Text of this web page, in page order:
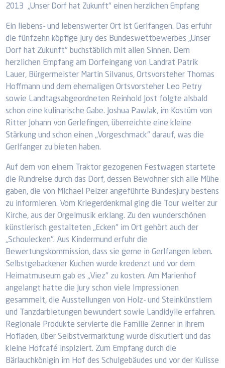
2013 „Unser Dorf hat Zukunft" einen herzlichen Empfang
Ein liebens- und lebenswerter Ort ist Gerlfangen. Das erfuhr
die fünfzehn köpfige Jury des Bundeswettbewerbes „Unser
Dorf hat Zukunft" buchstäblich mit allen Sinnen. Dem
herzlichen Empfang am Dorfeingang von Landrat Patrik
Lauer, Bürgermeister Martin Silvanus, Ortsvorsteher Thomas
Hoffmann und dem ehemaligen Ortsvorsteher Leo Petry
sowie Landtagsabgeordneten Reinhold Jost folgte alsbald
schon eine kulinarische Gabe. Joshua Pawlak, im Kostüm von
Ritter Johann von Gerlefingen, überreichte eine kleine
Stärkung und schon einen „Vorgeschmack" darauf, was die
Gerlfanger zu bieten haben.
Auf dem von einem Traktor gezogenen Festwagen startete
die Rundreise durch das Dorf, dessen Bewohner sich alle Mühe
gaben, die von Michael Pelzer angeführte Bundesjury bestens
zu informieren. Vom Kriegerdenkmal ging die Tour weiter zur
Kirche, aus der Orgelmusik erklang. Zu den wunderschönen
künstlerisch gestalteten „Ecken" im Ort gehört auch der
„Schoulecken". Aus Kindermund erfuhr die
Bewertungskommission, dass sie gerne in Gerlfangen leben.
Selbstgebackener Kuchen wurde kredenzt und vor dem
Heimatmuseum gab es „Viez" zu kosten. Am Marienhof
angelangt hatte die Jury schon viele Impressionen
gesammelt, die Ausstellungen von Holz- und Steinkünstlern
und Tanzdarbietungen bewundert sowie Landidylle erfahren.
Regionale Produkte servierte die Familie Zenner in ihrem
Hofladen, über Selbstvermarktung wurde diskutiert und das
kleine Hofcafé inspiziert. Zum Empfang durch die
Bärlauchkönigin im Hof des Schulgebäudes und vor der Kulisse